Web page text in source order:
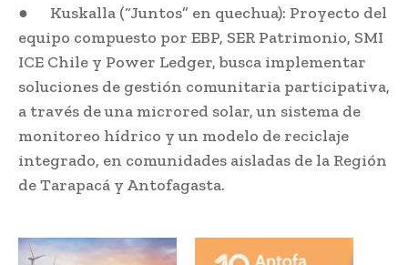
● Kuskalla (“Juntos” en quechua): Proyecto del
equipo compuesto por EBP, SER Patrimonio, SMI
ICE Chile y Power Ledger, busca implementar
soluciones de gestión comunitaria participativa,
a través de una microred solar, un sistema de
monitoreo hídrico y un modelo de reciclaje
integrado, en comunidades aisladas de la Región
de Tarapacá y Antofagasta.